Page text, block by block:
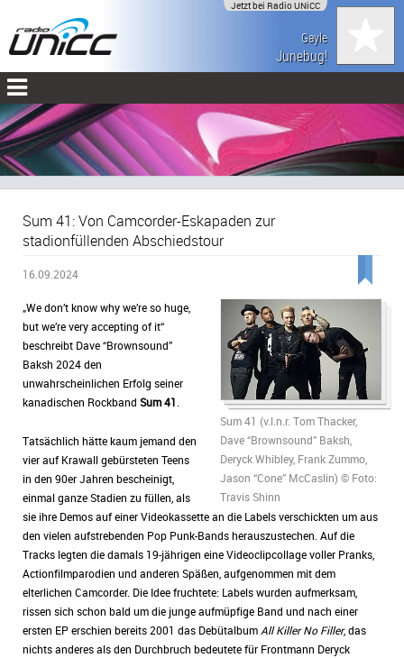
Jetzt bei Radio UNiCC
Gayle
Junebug!
Sum 41: Von Camcorder-Eskapaden zur
stadionfüllenden Abschiedstour
16.09.2024
Sum 41 (v.l.n.r. Tom Thacker,
Dave “Brownsound” Baksh,
Deryck Whibley, Frank Zummo,
Jason “Cone” McCaslin) © Foto:
Travis Shinn
„We don’t know why we’re so huge,
but we’re very accepting of it“
beschreibt Dave “Brownsound”
Baksh 2024 den
unwahrscheinlichen Erfolg seiner
kanadischen Rockband Sum 41
Tatsächlich hätte kaum jemand den
vier auf Krawall gebürsteten Teens
in den 90er Jahren bescheinigt,
einmal ganze Stadien zu füllen, als
sie ihre Demos auf einer Videokassette an die Labels verschickten um aus
den vielen aufstrebenden Pop Punk-Bands herauszustechen. Auf die
Tracks legten die damals 19-jährigen eine Videoclipcollage voller Pranks,
Actionfilmparodien und anderen Späßen, aufgenommen mit dem
elterlichen Camcorder. Die Idee fruchtete: Labels wurden aufmerksam,
rissen sich schon bald um die junge aufmüpfige Band und nach einer
ersten EP erschien bereits 2001 das Debütalbum All Killer No Filler, das
nichts anderes als den Durchbruch bedeutete für Frontmann Deryck